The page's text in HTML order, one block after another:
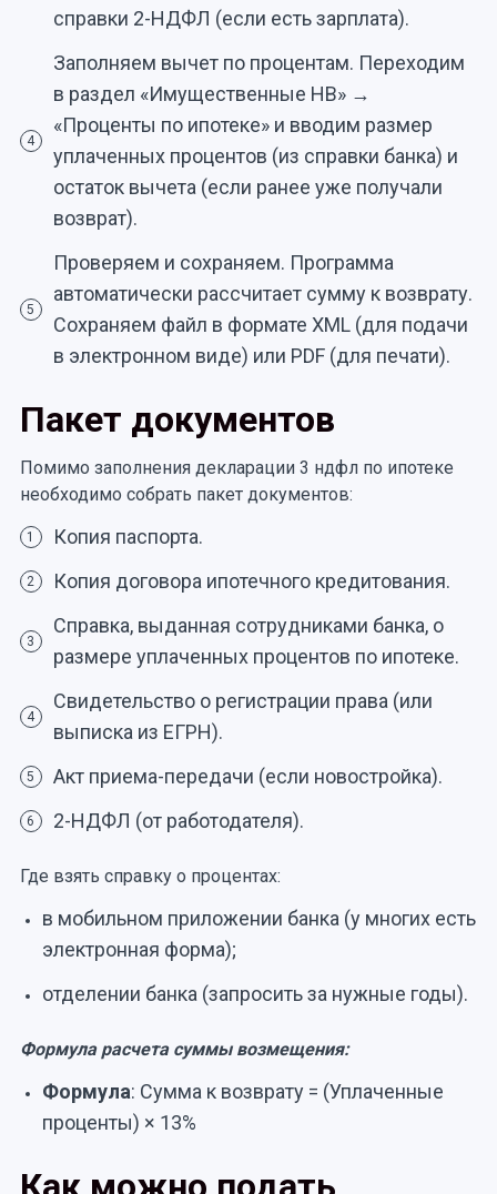
справки 2-НДФЛ (если есть зарплата).
4
Заполняем вычет по процентам. Переходим
в раздел «Имущественные НВ» →
«Проценты по ипотеке» и вводим размер
уплаченных процентов (из справки банка) и
остаток вычета (если ранее уже получали
возврат).
5
Проверяем и сохраняем. Программа
автоматически рассчитает сумму к возврату.
Сохраняем файл в формате XML (для подачи
в электронном виде) или PDF (для печати).
Пакет документов
Помимо заполнения декларации 3 ндфл по ипотеке
необходимо собрать пакет документов:
1 Копия паспорта.
2 Копия договора ипотечного кредитования.
3
Справка, выданная сотрудниками банка, о
размере уплаченных процентов по ипотеке.
4
Свидетельство о регистрации права (или
выписка из ЕГРН).
5 Акт приема-передачи (если новостройка).
6 2-НДФЛ (от работодателя).
Где взять справку о процентах:
в мобильном приложении банка (у многих есть
электронная форма);
отделении банка (запросить за нужные годы).
Формула расчета суммы возмещения:
Формула: Сумма к возврату = (Уплаченные
проценты) × 13%